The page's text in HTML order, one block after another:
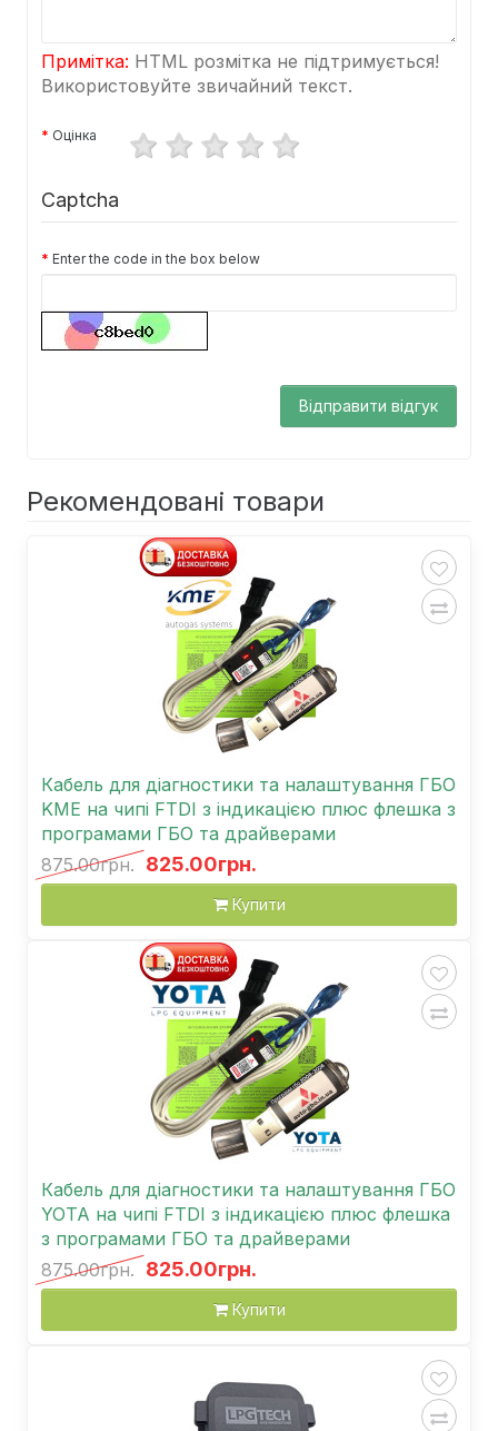
Примітка: HTML розмітка не підтримується!
Використовуйте звичайний текст.
Оцінка
Captcha
Enter the code in the box below
Відправити відгук
Рекомендовані товари
Кабель для діагностики та налаштування ГБО
KME на чипі FTDI з індикацією плюс флешка з
програмами ГБО та драйверами
875.00грн. 825.00грн.
Купити
Кабель для діагностики та налаштування ГБО
YOTA на чипі FTDI з індикацією плюс флешка
з програмами ГБО та драйверами
875.00грн. 825.00грн.
Купити